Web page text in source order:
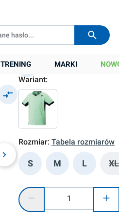
TRENING MARKI
379,90 zł
Cena sugerowana:529,00 zł-28%
Wariant:
Rozmiar: Tabela rozmiarów
S M L XL
Ilość produktu: Wprowadź